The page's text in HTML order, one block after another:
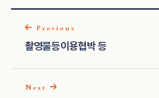
Previous
촬영물등이용협박 등
Next